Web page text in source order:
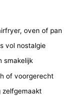
oven of pan
vol nostalgie
smakelijk
of voorgerecht
zelfgemaakt